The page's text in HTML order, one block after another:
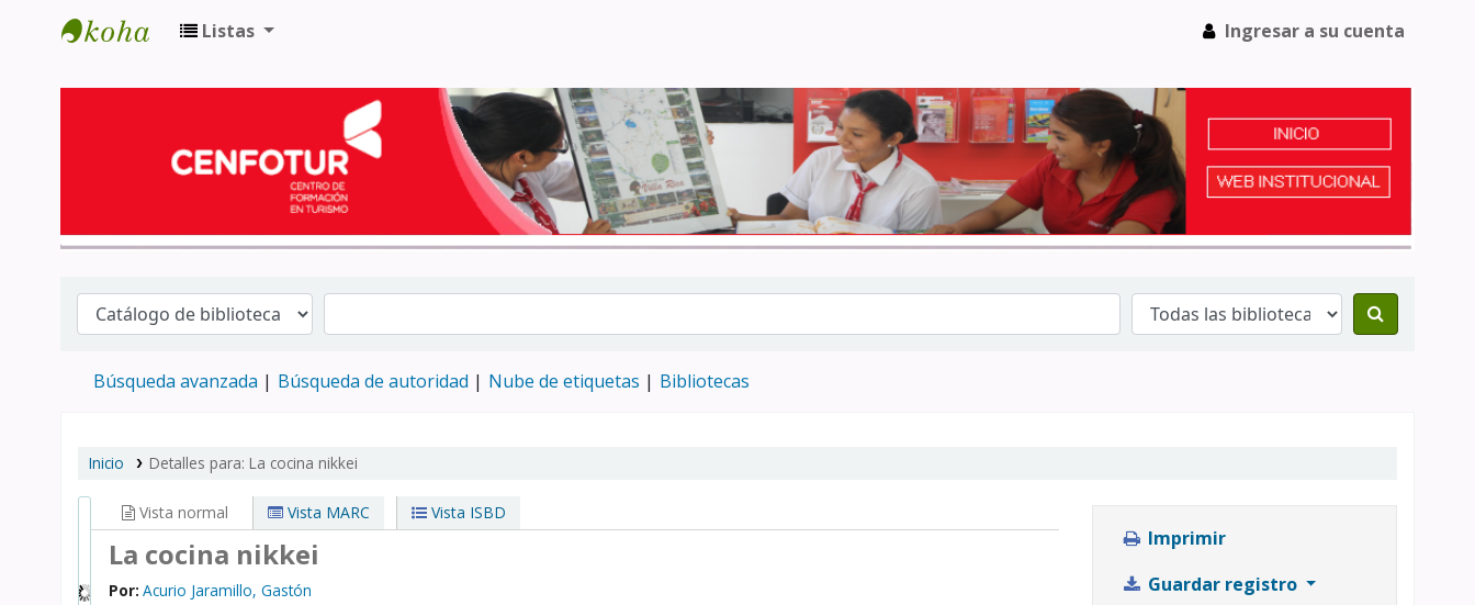
Listas Ingresar a su cuenta
Búsqueda avanzada Búsqueda de autoridad Nube de etiquetas Bibliotecas
Inicio Detalles para: La cocina nikkei
Vista normal Vista MARC Vista ISBD
La cocina nikkei
Por: Acurio Jaramillo, Gastón
Imprimir
Guardar registro